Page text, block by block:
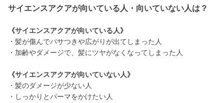
サイエンスアクアが向いている人・向いていない人は？
《サイエンスアクアが向いている人》
・髪が傷んでパサつきや広がりが出てしまった人
・加齢やダメージで、髪にツヤがなくなってしまった人
《サイエンスアクアが向いていない人》
・髪のダメージが少ない人
・しっかりとパーマをかけたい人